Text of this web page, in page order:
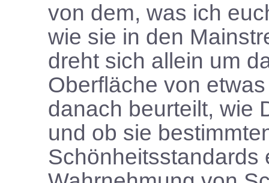
von dem, was ich
wie sie in den
dreht sich allein um
Oberfläche von
danach beurteilt, wie
und ob sie
Schönheitsstandards